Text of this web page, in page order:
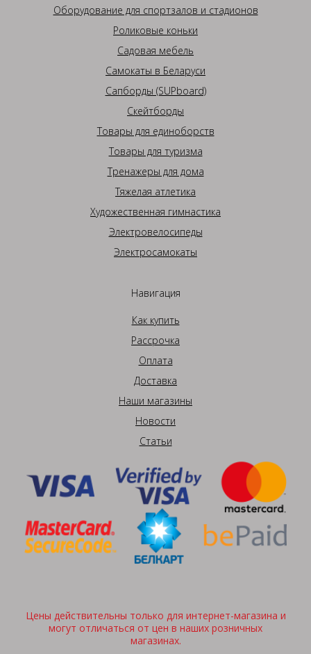
Оборудование для спортзалов и стадионов
Роликовые коньки
Садовая мебель
Самокаты в Беларуси
Сапборды (SUPboard)
Скейтборды
Товары для единоборств
Товары для туризма
Тренажеры для дома
Тяжелая атлетика
Художественная гимнастика
Электровелосипеды
Электросамокаты
Навигация
Как купить
Рассрочка
Оплата
Доставка
Наши магазины
Новости
Статьи
Цены действительны только для интернет-магазина и
могут отличаться от цен в наших розничных
магазинах.